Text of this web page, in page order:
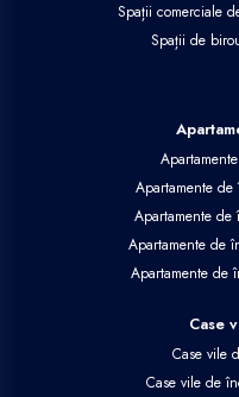
Spații comerciale
Spații de
Apartamente
Apartamente
Apartamente de
Apartamente de
Case
Case vile
Case vile de